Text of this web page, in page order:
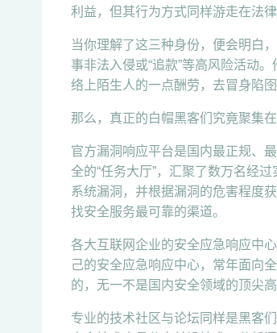
利益，但其行为方式同样游走在法
当你理解了这三种身份，便会明白
事非法入侵或“追款”等高风险活动
络上陌生人的一点酬劳，去冒身陷囹
那么，真正的白帽黑客们究竟聚集
官方漏洞响应平台是国内最正规、
全的“任务大厅”，汇聚了数万名经
系统漏洞，并根据漏洞的危害程度
找安全服务最可靠的渠道。
各大互联网企业的安全应急响应中
己的安全应急响应中心，常年面向
的，无一不是国内安全领域的顶尖高
专业的技术社区与论坛同样是黑客们